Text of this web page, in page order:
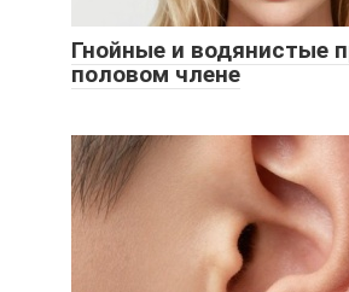
Гнойные и водянистые
половом члене